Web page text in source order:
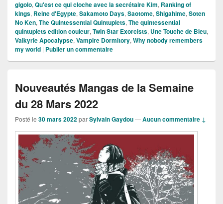
gigolo, Qu'est ce qui cloche avec la secrétaire Kim, Ranking of
kings, Reine d'Egypte, Sakamoto Days, Saotome, Shigahime, Soten
No Ken, The Quintessential Quintuplets, The quintessential
quintuplets edition couleur, Twin Star Exorcists, Une Touche de Bleu,
Valkyrie Apocalypse, Vampire Dormitory, Why nobody remembers
my world | Publier un commentaire
Nouveautés Mangas de la Semaine
du 28 Mars 2022
Posté le 30 mars 2022parSylvain Gaydou—Aucun commentaire ↓